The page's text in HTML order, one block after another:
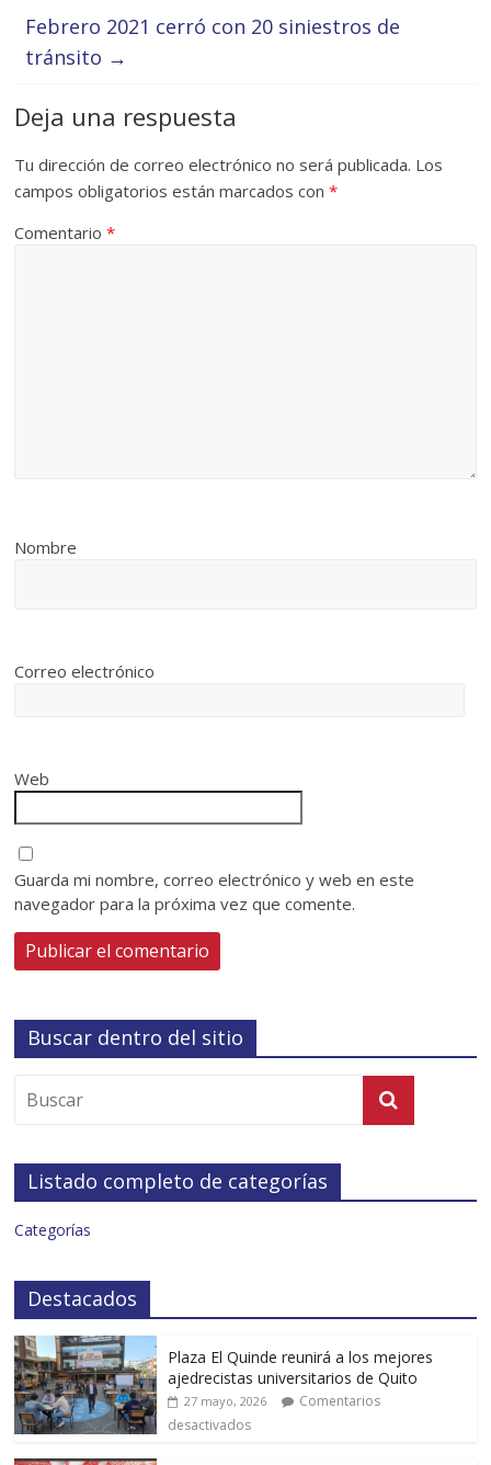
Febrero 2021 cerró con 20 siniestros de
tránsito →
Deja una respuesta
Tu dirección de correo electrónico no será publicada. Los
campos obligatorios están marcados con*
Comentario*
Nombre
Correo electrónico
Web
Guarda mi nombre, correo electrónico y web en este
navegador para la próxima vez que comente.
Buscar dentro del sitio
Listado completo de categorías
Categorías
Destacados
Plaza El Quinde reunirá a los mejores
ajedrecistas universitarios de Quito
27 mayo, 2026
Comentarios
desactivados